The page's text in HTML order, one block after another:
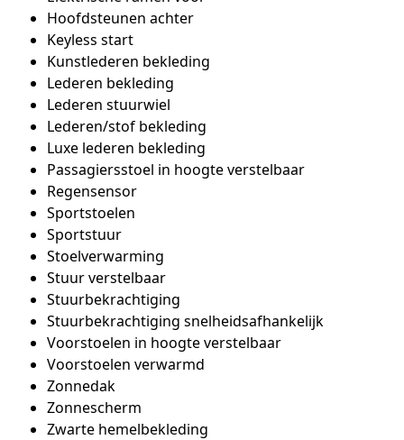
Hoofdsteunen achter
Keyless start
Kunstlederen bekleding
Lederen bekleding
Lederen stuurwiel
Lederen/stof bekleding
Luxe lederen bekleding
Passagiersstoel in hoogte verstelbaar
Regensensor
Sportstoelen
Sportstuur
Stoelverwarming
Stuur verstelbaar
Stuurbekrachtiging
Stuurbekrachtiging snelheidsafhankelijk
Voorstoelen in hoogte verstelbaar
Voorstoelen verwarmd
Zonnedak
Zonnescherm
Zwarte hemelbekleding